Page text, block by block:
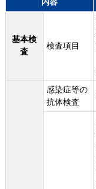
内容
基本検
査
検査項目
感染症等の
抗体検査